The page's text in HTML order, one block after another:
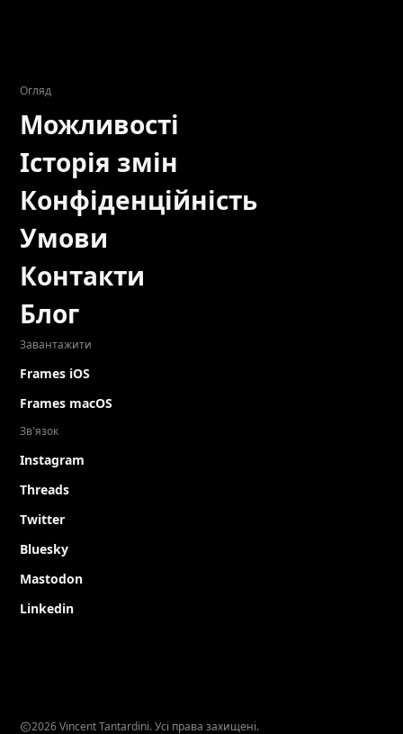
Огляд
Можливості
Історія змін
Конфіденційність
Умови
Контакти
Блог
Завантажити
Frames iOS
Frames macOS
Зв'язок
Instagram
Threads
Twitter
Bluesky
Mastodon
Linkedin
2026 Vincent Tantardini. Усі права захищені.